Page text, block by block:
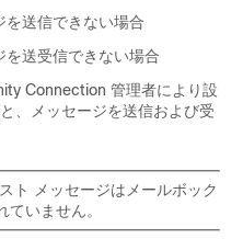
を送信できない場合
送受信できない場合
Connection 管理者により設
、メッセージを送信および受
ト メッセージはメールボック
ていません。